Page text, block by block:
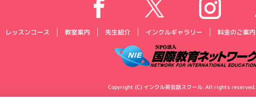
レッスンコース 教室案内 先生紹介 インクルギャラリー 料金のご案内
Copyright (C) インクル英会話スクール. All rights reserved.